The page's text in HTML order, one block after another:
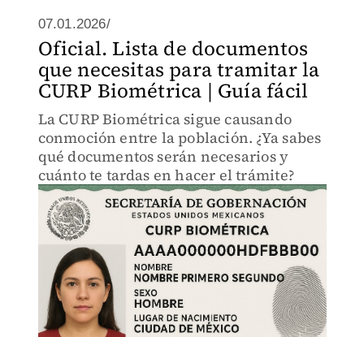
07.01.2026/
Oficial. Lista de documentos
que necesitas para tramitar la
CURP Biométrica | Guía fácil
La CURP Biométrica sigue causando
conmoción entre la población. ¿Ya sabes
qué documentos serán necesarios y
cuánto te tardas en hacer el trámite?